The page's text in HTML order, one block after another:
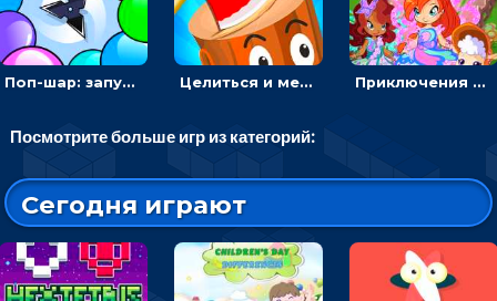
Поп-шар: запускать колючку, чтобы лопать воздушные шарики Целиться и метать топор в 3D мишени Приключения Клуба Винкс: менять дорожки, чтобы собирать кристаллы
Посмотрите больше игр из категорий:
Сегодня играют